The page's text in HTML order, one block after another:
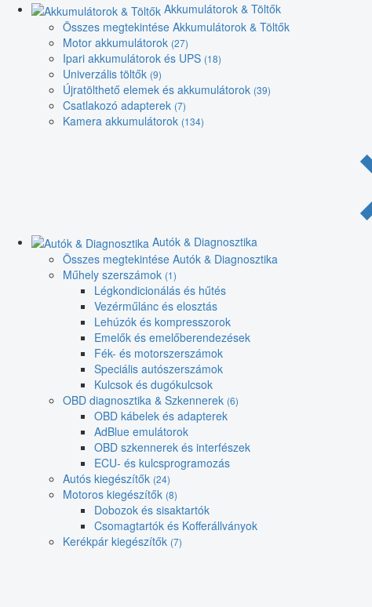
Akkumulátorok & Töltők
Összes megtekintése Akkumulátorok & Töltők
Motor akkumulátorok (27)
Ipari akkumulátorok és UPS (18)
Univerzális töltők (9)
Újratölthető elemek és akkumulátorok (39)
Csatlakozó adapterek (7)
Kamera akkumulátorok (134)
Autók & Diagnosztika
Összes megtekintése Autók & Diagnosztika
Műhely szerszámok (1)
Légkondicionálás és hűtés
Vezérműlánc és elosztás
Lehúzók és kompresszorok
Emelők és emelőberendezések
Fék- és motorszerszámok
Speciális autószerszámok
Kulcsok és dugókulcsok
OBD diagnosztika & Szkennerek (6)
OBD kábelek és adapterek
AdBlue emulátorok
OBD szkennerek és interfészek
ECU- és kulcsprogramozás
Autós kiegészítők (24)
Motoros kiegészítők (8)
Dobozok és sisaktartók
Csomagtartók és Kofferállványok
Kerékpár kiegészítők (7)